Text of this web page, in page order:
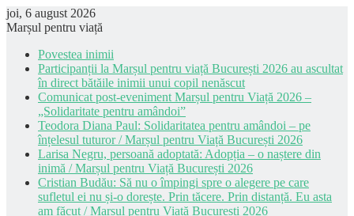
joi, 6 august 2026
Marșul pentru viață
Povestea inimii
Participanții la Marșul pentru viață București 2026 au ascultat
în direct bătăile inimii unui copil nenăscut
Comunicat post-eveniment Marșul pentru Viață 2026 –
„Solidaritate pentru amândoi”
Teodora Diana Paul: Solidaritatea pentru amândoi – pe
înțelesul tuturor / Marșul pentru Viață București 2026
Larisa Negru, persoană adoptată: Adopția – o naștere din
inimă / Marșul pentru Viață București 2026
Cristian Budău: Să nu o împingi spre o alegere pe care
sufletul ei nu și-o dorește. Prin tăcere. Prin distanță. Eu asta
am făcut / Marșul pentru Viață București 2026